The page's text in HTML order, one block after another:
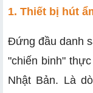
1. Thiết bị hút
Đứng đầu danh
"chiến binh"
Nhật Bản. Là